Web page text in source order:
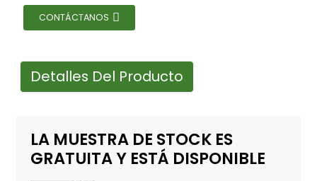
CONTÁCTANOS
Detalles Del Producto
LA MUESTRA DE STOCK ES
GRATUITA Y ESTÁ DISPONIBLE